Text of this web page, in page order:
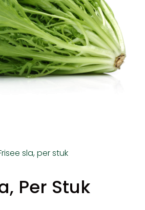
sla, per stuk
Per Stuk